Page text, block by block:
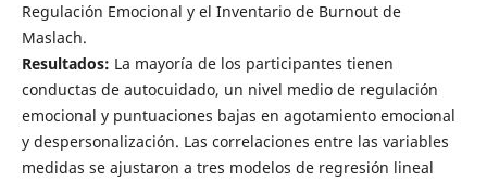
Regulación Emocional y el Inventario de Burnout de
Maslach.
Resultados: La mayoría de los participantes tienen
conductas de autocuidado, un nivel medio de regulación
emocional y puntuaciones bajas en agotamiento emocional
y despersonalización. Las correlaciones entre las variables
medidas se ajustaron a tres modelos de regresión lineal